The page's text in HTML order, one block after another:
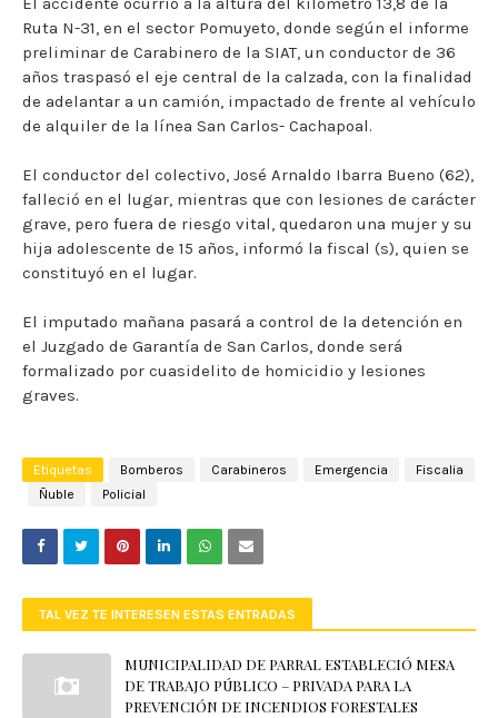
Ruta N-31, en el sector Pomuyeto, donde según el informe
preliminar de Carabinero de la SIAT, un conductor de 36
años traspasó el eje central de la calzada, con la finalidad
de adelantar a un camión, impactado de frente al vehículo
de alquiler de la línea San Carlos- Cachapoal.
El conductor del colectivo, José Arnaldo Ibarra Bueno (62),
falleció en el lugar, mientras que con lesiones de carácter
grave, pero fuera de riesgo vital, quedaron una mujer y su
hija adolescente de 15 años, informó la fiscal (s), quien se
constituyó en el lugar.
El imputado mañana pasará a control de la detención en
el Juzgado de Garantía de San Carlos, donde será
formalizado por cuasidelito de homicidio y lesiones
graves.
Etiquetas Bomberos Carabineros Emergencia
Fiscalia
Ñuble
Policial
TAL VEZ TE INTERESEN ESTAS ENTRADAS
MUNICIPALIDAD DE PARRAL ESTABLECIÓ MESA
DE TRABAJO PÚBLICO – PRIVADA PARA LA
PREVENCIÓN DE INCENDIOS FORESTALES